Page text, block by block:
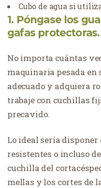
Cubo de agua si
1. Póngase los
gafas protectoras.
No importa cuántas
maquinaria pesada en
adecuado y adquiera
trabaje con cuchillas
precavido.
Lo ideal sería disponer
resistentes o incluso
cuchilla del
mellas y los cortes de